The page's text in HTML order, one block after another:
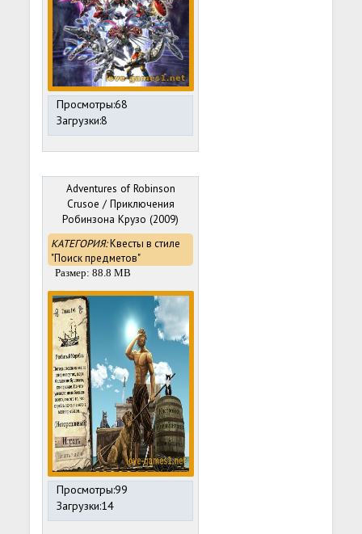
Просмотры:68
Загрузки:8
Adventures of Robinson
Crusoe / Приключения
Робинзона Крузо (2009)
PC
КАТЕГОРИЯ:Квесты в стиле
"Поиск предметов"
Размер: 88.8 MB
Просмотры:99
Загрузки:14